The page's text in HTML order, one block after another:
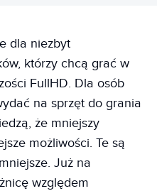
dla niezbyt
którzy chcą grać w
FullHD. Dla osób
na sprzęt do grania
że mniejszy
możliwości. Te są
Już na
względem